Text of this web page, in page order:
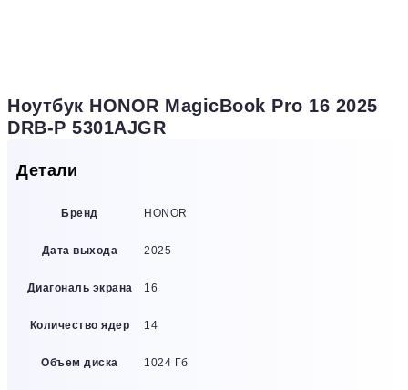
Ноутбук HONOR MagicBook Pro 16 2025
DRB-P 5301AJGR
Детали
Бренд HONOR
Дата выхода 2025
Диагональ экрана 16
Количество ядер 14
Объем диска 1024 Гб